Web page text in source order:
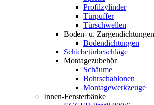
Profilzylinder
Türpuffer
Türschwellen
Boden- u. Zargendichtungen
Bodendichtungen
Schiebetürbeschläge
Montagezubehör
Schäume
Bohrschablonen
Montagewerkzeuge
Innen-Fensterbänke